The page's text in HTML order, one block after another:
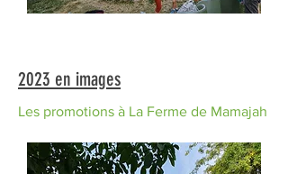
2023 en images
Les promotions à La Ferme de Mamajah